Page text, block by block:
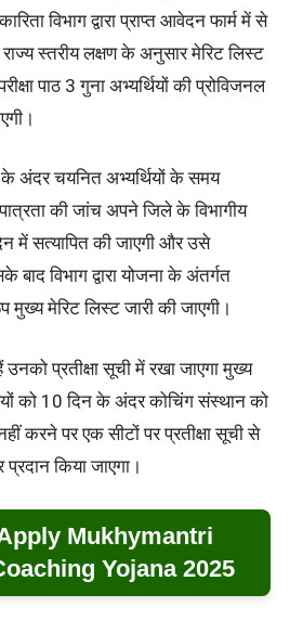
विभाग द्वारा प्राप्त आवेदन फार्म में से
राज्य स्तरीय लक्षण के अनुसार मेरिट लिस्ट
पाठ 3 गुना अभ्यर्थियों की प्रोविजनल
के अंदर चयनित अभ्यर्थियों के समय
की जांच अपने जिले के विभागीय
में सत्यापित की जाएगी और उसे
बाद विभाग द्वारा योजना के अंतर्गत
मुख्य मेरिट लिस्ट जारी की जाएगी।
प्रतीक्षा सूची में रखा जाएगा मुख्य
को 10 दिन के अंदर कोचिंग संस्थान को
करने पर एक सीटों पर प्रतीक्षा सूची से
प्रदान किया जाएगा।
Mukhymantri
Yojana 2025